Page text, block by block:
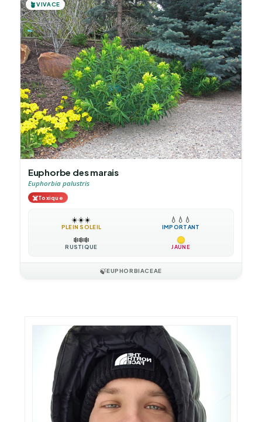
🪴VIVACE
Euphorbe des marais
Euphorbia palustris
☠️Toxique
☀️☀️☀️
PLEIN SOLEIL
💧 💧 💧
IMPORTANT
❄️❄️❄️
RUSTIQUE JAUNE
🍃EUPHORBIACEAE